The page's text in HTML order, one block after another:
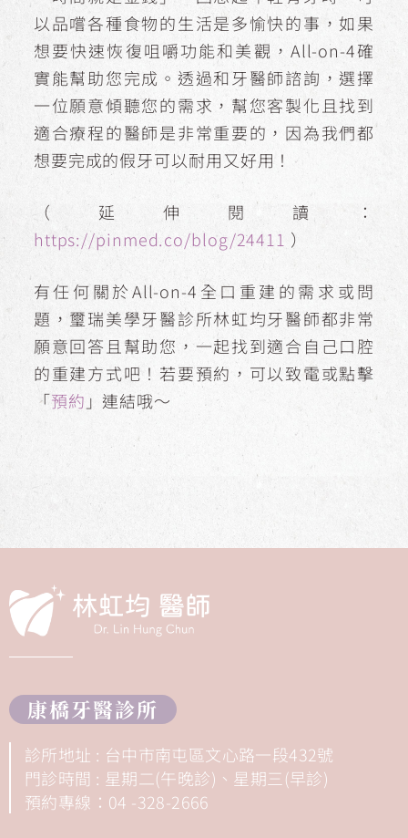
以品嚐各種食物的生活是多愉快的事，如果
想要快速恢復咀嚼功能和美觀，All-on-4確
實能幫助您完成。透過和牙醫師諮詢，選擇
一位願意傾聽您的需求，幫您客製化且找到
適合療程的醫師是非常重要的，因為我們都
想要完成的假牙可以耐用又好用！
（延伸閱讀：
https://pinmed.co/blog/24411 ）
有任何關於All-on-4全口重建的需求或問
題，璽瑞美學牙醫診所林虹均牙醫師都非常
願意回答且幫助您，一起找到適合自己口腔
的重建方式吧！若要預約，可以致電或點擊
「預約 」連結哦～
康橋牙醫診所
診所地址 : 台中市南屯區文心路一段432號
門診時間 : 星期二(午晚診)、星期三(早診)
預約專線：04 -328-2666